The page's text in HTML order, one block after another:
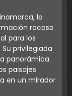
la
rocosa
para los
privilegiada
panorámica
paisajes
en un mirador